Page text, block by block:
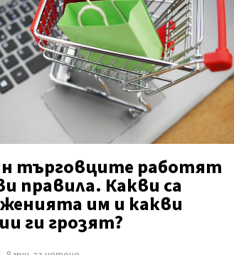
търговците работят
правила. Какви са
им и какви
ги грозят?